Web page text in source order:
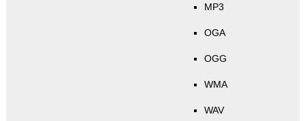
MP3
OGA
OGG
WMA
WAV